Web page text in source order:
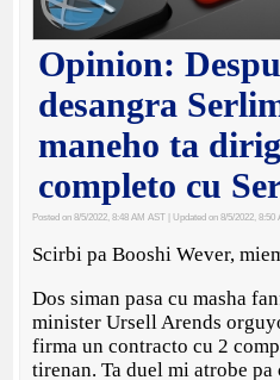
Opinion:
desangra
maneho ta
completo cu
Posted on 8/5/2022, 8:48 AM AST | Updated on 8/5/2022, 8:50
Scirbi pa Booshi Wever,
Dos siman pasa cu masha
minister Ursell Arends
firma un contracto cu 2
tirenan. Ta duel mi atrobe pa